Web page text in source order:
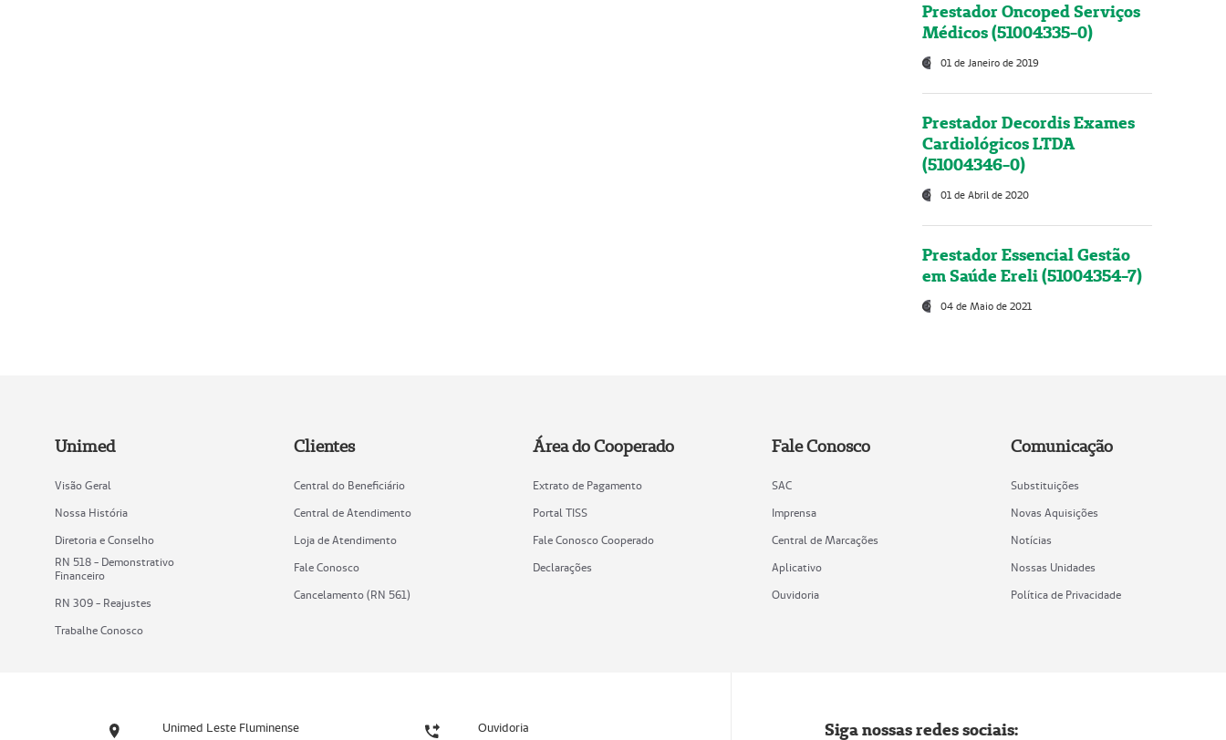
Prestador Oncoped Serviços
Médicos (51004335-0)
01 de Janeiro de 2019
Prestador Decordis Exames
Cardiológicos LTDA
(51004346-0)
01 de Abril de 2020
Prestador Essencial Gestão
em Saúde Ereli (51004354-7)
04 de Maio de 2021
Unimed
Visão Geral
Nossa História
Diretoria e Conselho
RN 518 - Demonstrativo
Financeiro
RN 309 - Reajustes
Trabalhe Conosco
Clientes
Central do Beneficiário
Central de Atendimento
Loja de Atendimento
Fale Conosco
Cancelamento (RN 561)
Área do Cooperado
Extrato de Pagamento
Portal TISS
Fale Conosco Cooperado
Declarações
Fale Conosco
SAC
Imprensa
Central de Marcações
Aplicativo
Ouvidoria
Comunicação
Substituições
Novas Aquisições
Notícias
Nossas Unidades
Política de Privacidade
Unimed Leste Fluminense Ouvidoria Siga nossas redes sociais: